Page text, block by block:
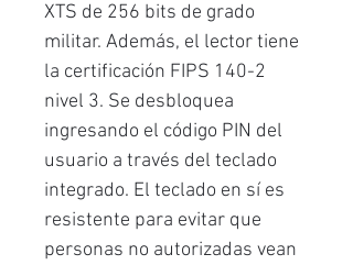
XTS de 256 bits de grado
militar. Además, el lector tiene
la certificación FIPS 140-2
nivel 3. Se desbloquea
ingresando el código PIN del
usuario a través del teclado
integrado. El teclado en sí es
resistente para evitar que
personas no autorizadas vean